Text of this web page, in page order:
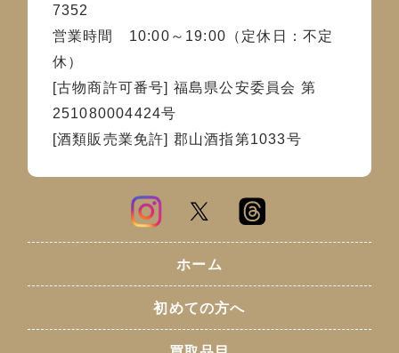
7352
営業時間 10:00～19:00（定休日：不定
休）
[古物商許可番号] 福島県公安委員会 第
251080004424号
[酒類販売業免許] 郡山酒指第1033号
ホーム
初めての方へ